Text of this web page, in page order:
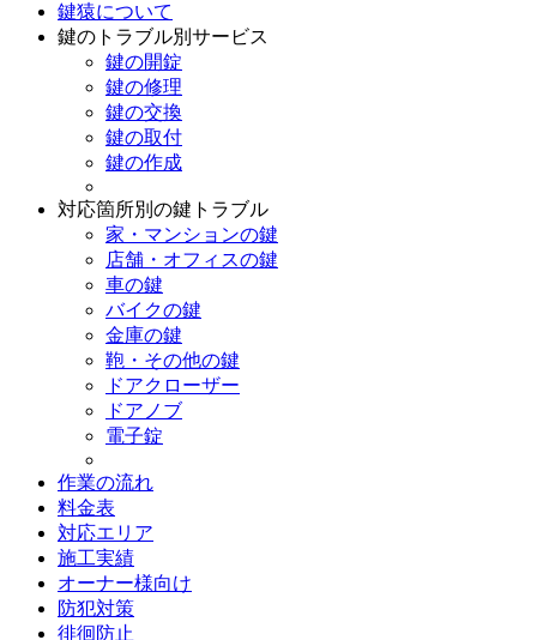
鍵猿について
鍵のトラブル別サービス
鍵の開錠
鍵の修理
鍵の交換
鍵の取付
鍵の作成
対応箇所別の鍵トラブル
家・マンションの鍵
店舗・オフィスの鍵
車の鍵
バイクの鍵
金庫の鍵
鞄・その他の鍵
ドアクローザー
ドアノブ
電子錠
作業の流れ
料金表
対応エリア
施工実績
オーナー様向け
防犯対策
徘徊防止